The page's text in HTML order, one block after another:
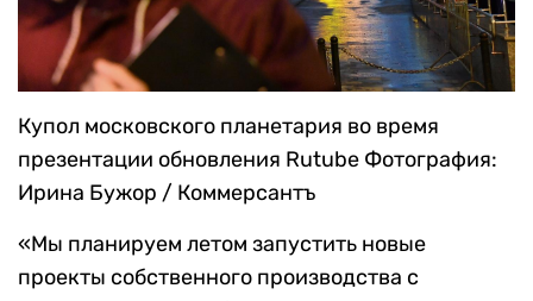
Купол московского планетария во время
презентации обновления Rutube Фотография:
Ирина Бужор / Коммерсантъ
«Мы планируем летом запустить новые
проекты собственного производства с